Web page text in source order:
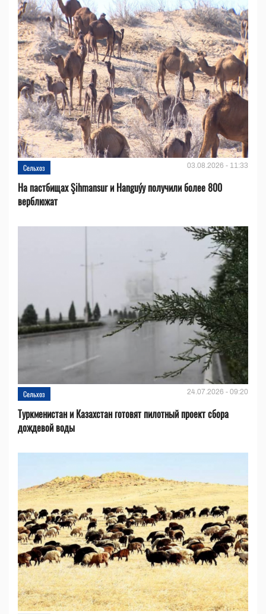
Сельхоз 03.08.2026 - 11:33
На пастбищах Şihmansur и Hanguýy получили более 800
верблюжат
Сельхоз 24.07.2026 - 09:20
Туркменистан и Казахстан готовят пилотный проект сбора
дождевой воды